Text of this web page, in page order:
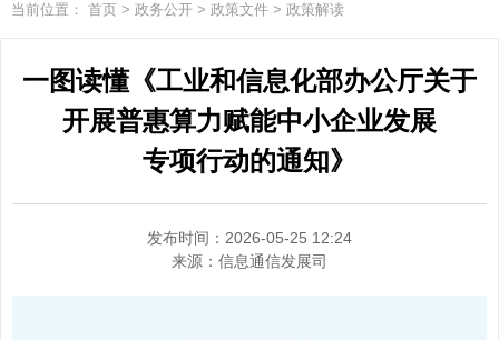
当前位置： 首页 > 政务公开 > 政策文件 > 政策解读
一图读懂《工业和信息化部办公厅关于
开展普惠算力赋能中小企业发展
专项行动的通知》
发布时间：2026-05-25 12:24
来源： 信息通信发展司